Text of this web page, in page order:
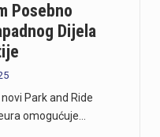
Posebno
Dijela
Park and Ride
omogućuje…